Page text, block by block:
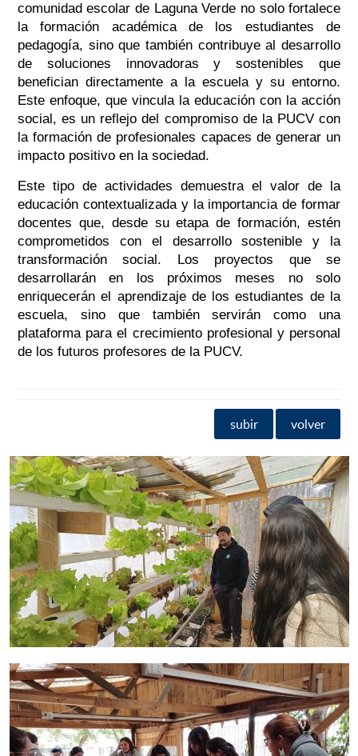
comunidad escolar de Laguna Verde no solo fortalece
la formación académica de los estudiantes de
pedagogía, sino que también contribuye al desarrollo
de soluciones innovadoras y sostenibles que
benefician directamente a la escuela y su entorno.
Este enfoque, que vincula la educación con la acción
social, es un reflejo del compromiso de la PUCV con
la formación de profesionales capaces de generar un
impacto positivo en la sociedad.
Este tipo de actividades demuestra el valor de la
educación contextualizada y la importancia de formar
docentes que, desde su etapa de formación, estén
comprometidos con el desarrollo sostenible y la
transformación social. Los proyectos que se
desarrollarán en los próximos meses no solo
enriquecerán el aprendizaje de los estudiantes de la
escuela, sino que también servirán como una
plataforma para el crecimiento profesional y personal
de los futuros profesores de la PUCV.
subir volver